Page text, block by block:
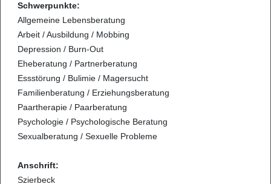
Schwerpunkte:
Allgemeine Lebensberatung
Arbeit / Ausbildung / Mobbing
Depression / Burn-Out
Eheberatung / Partnerberatung
Essstörung / Bulimie / Magersucht
Familienberatung / Erziehungsberatung
Paartherapie / Paarberatung
Psychologie / Psychologische Beratung
Sexualberatung / Sexuelle Probleme
Anschrift:
Szierbeck